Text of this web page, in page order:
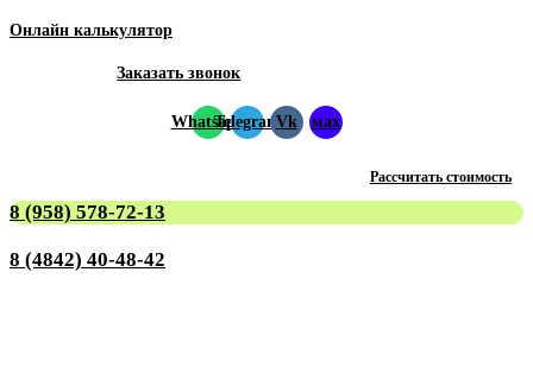
Онлайн калькулятор
Заказать звонок
WhatsappTelegramVk мах
Рассчитать стоимость
8 (958) 578-72-13
8 (4842) 40-48-42